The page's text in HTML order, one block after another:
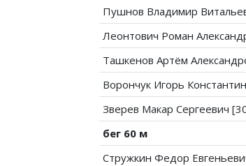
Пушнов Владимир
Леонтович Роман
Ташкенов Артём
Ворончук Игорь
Зверев Макар Сергеевич
бег 60 м
Стружкин Федор